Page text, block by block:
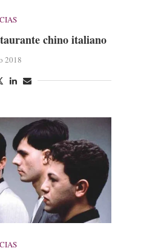
chino italiano
2018